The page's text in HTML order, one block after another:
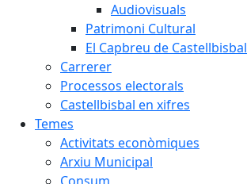
Audiovisuals
Patrimoni Cultural
El Capbreu de Castellbisbal
Carrerer
Processos electorals
Castellbisbal en xifres
Temes
Activitats econòmiques
Arxiu Municipal